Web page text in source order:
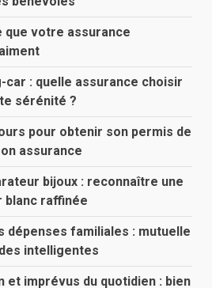
que votre assurance
car : quelle assurance choisir
sérénité ?
pour obtenir son permis de
assurance
bijoux : reconnaître une
blanc raffinée
dépenses familiales : mutuelle
intelligentes
et imprévus du quotidien : bien